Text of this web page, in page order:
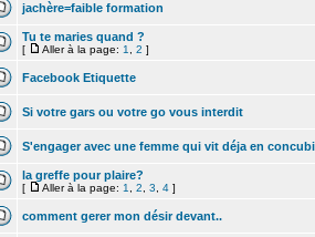
jachère=faible formation
Tu te maries quand ?
[ Aller à la page: 1 2 ]
Facebook Etiquette
Si votre gars ou votre go vous interdit
S'engager avec une femme qui vit déja en
la greffe pour plaire?
[ Aller à la page: 1 2 3 4 ]
comment gerer mon désir devant..